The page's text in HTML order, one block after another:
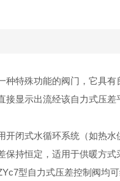
种特殊功能的阀门，它具
接显示出流经该自力式压
开闭式水循环系统（如热
保持恒定，适用于供暖方
型自力式压差控制阀均